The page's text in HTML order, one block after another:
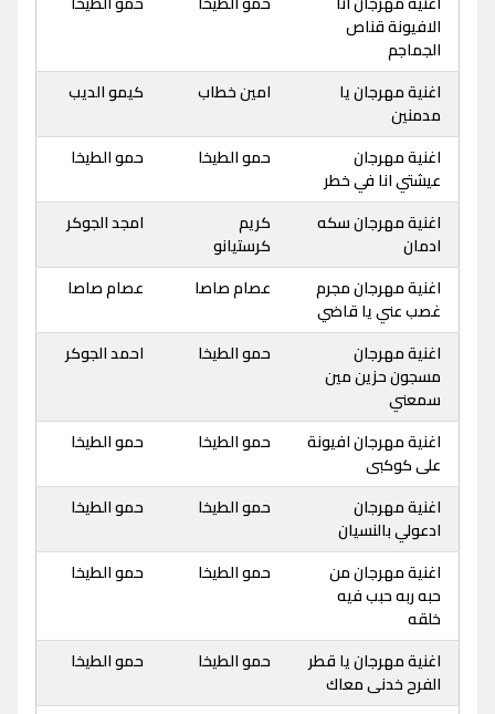
الافيونة قناص
الجماجم
اغنية مهرجان يا
مدمنين
امين خطاب كيمو الديب
اغنية مهرجان
عيشتي انا في خطر
حمو الطيخا حمو الطيخا
اغنية مهرجان سكه
ادمان
كريم
كرستيانو
امجد الجوكر
اغنية مهرجان مجرم
غصب عني يا قاضي
عصام صاصا عصام صاصا
اغنية مهرجان
مسجون حزين مين
سمعني
حمو الطيخا احمد الجوكر
اغنية مهرجان افيونة
على كوكبى
حمو الطيخا حمو الطيخا
اغنية مهرجان
ادعولي بالنسيان
حمو الطيخا حمو الطيخا
اغنية مهرجان من
حبه ربه حبب فيه
خلقه
حمو الطيخا حمو الطيخا
اغنية مهرجان يا قطر
الفرح خدنى معاك
حمو الطيخا حمو الطيخا